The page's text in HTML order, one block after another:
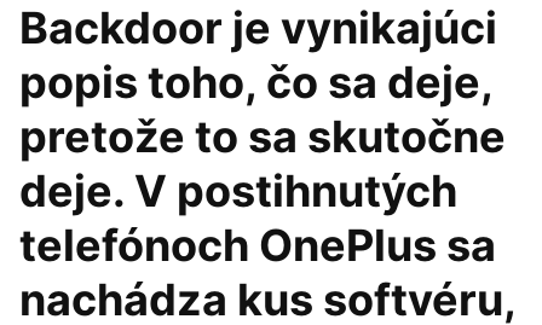
Backdoor je vynikajúci
popis toho, čo sa deje,
pretože to sa skutočne
deje. V postihnutých
telefónoch OnePlus sa
nachádza kus softvéru,